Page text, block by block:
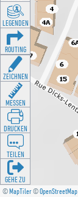
©MapTiler©OpenStreetMap
LEGENDEN
ROUTING
ZEICHNEN
MESSEN
DRUCKEN
TEILEN
GEHE ZU